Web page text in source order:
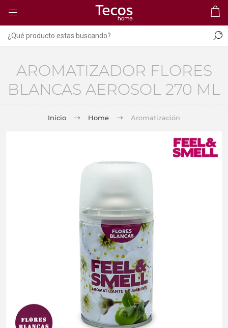
AROMATIZADOR FLORES
BLANCAS AEROSOL 270 ML
Inicio Home Aromatización